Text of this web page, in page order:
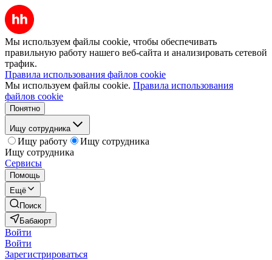
Мы используем файлы cookie, чтобы обеспечивать
правильную работу нашего веб-сайта и анализировать сетевой
трафик.
Правила использования файлов cookie
Мы используем файлы cookie. Правила использования
файлов cookie
Понятно
Ищу сотрудника
Ищу работу
Ищу сотрудника
Ищу сотрудника
Сервисы
Помощь
Ещё
Поиск
Бабаюрт
Войти
Войти
Зарегистрироваться